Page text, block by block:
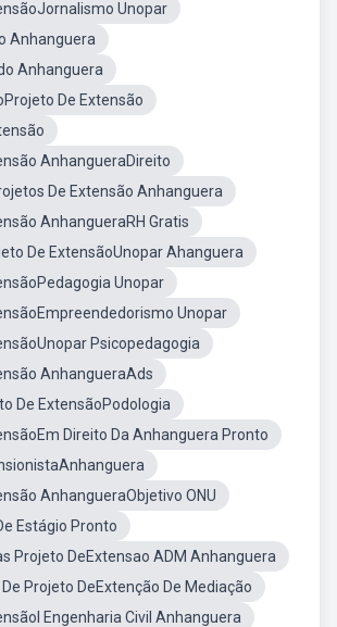
Unopar
Anhanguera
Anhanguera
De Extensão
AnhangueraDireito
De Extensão Anhanguera
AnhangueraRH Gratis
De ExtensãoUnopar Ahanguera
Unopar
Unopar
Psicopedagogia
AnhangueraAds
De ExtensãoPodologia
Direito Da Anhanguera Pronto
AnhangueraObjetivo ONU
Estágio Pronto
Projeto DeExtensao ADM Anhanguera
Projeto DeExtenção De Mediação
Engenharia Civil Anhanguera